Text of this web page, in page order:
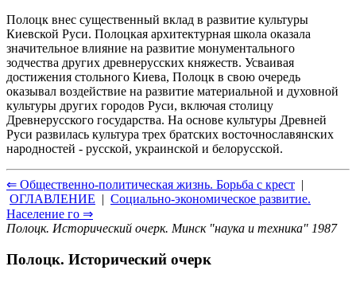
Полоцк внес существенный вклад в развитие культуры
Киевской Руси. Полоцкая архитектурная школа оказала
значительное влияние на развитие монументального
зодчества других древнерусских княжеств. Усваивая
достижения стольного Киева, Полоцк в свою очередь
оказывал воздействие на развитие материальной и духовной
культуры других городов Руси, включая столицу
Древнерусского государства. На основе культуры Древней
Руси развилась культура трех братских восточнославянских
народностей - русской, украинской и белорусской.
⇐ Общественно-политическая жизнь. Борьба с крест |
ОГЛАВЛЕНИЕ | Социально-экономическое развитие.
Население го ⇒
Полоцк. Исторический очерк. Минск "наука и техника" 1987
Полоцк. Исторический очерк